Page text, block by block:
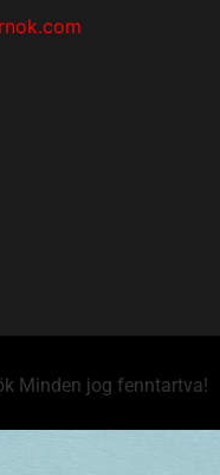
Minden jog fenntartva!